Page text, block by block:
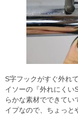
S字フックがすぐ外れ
イソーの『外れにくい
らかな素材でできてい
イプなので、ちょっと